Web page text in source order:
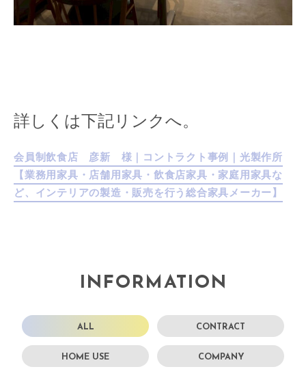
詳しくは下記リンクへ。
会員制飲食店 彦新 様｜コントラクト事例｜光製作所
【業務用家具・店舗用家具・飲食店家具・家庭用家具な
ど、インテリアの製造・販売を行う総合家具メーカー】
INFORMATION
ALL CONTRACT
HOME USE COMPANY